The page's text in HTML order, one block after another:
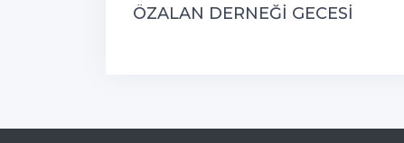
ÖZALAN DERNEĞİ GECESİ